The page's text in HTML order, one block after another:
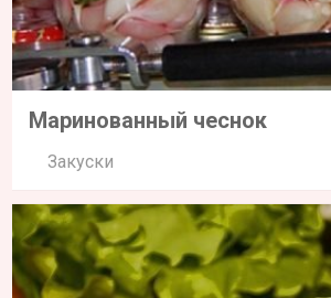
Маринованный чеснок
Закуски